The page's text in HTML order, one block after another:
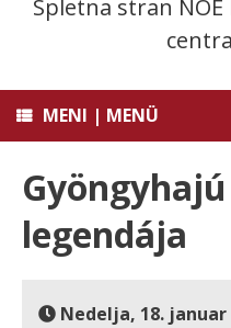
Spletna stran
MENI | MENÜ
legendája
Nedelja, 18. januar